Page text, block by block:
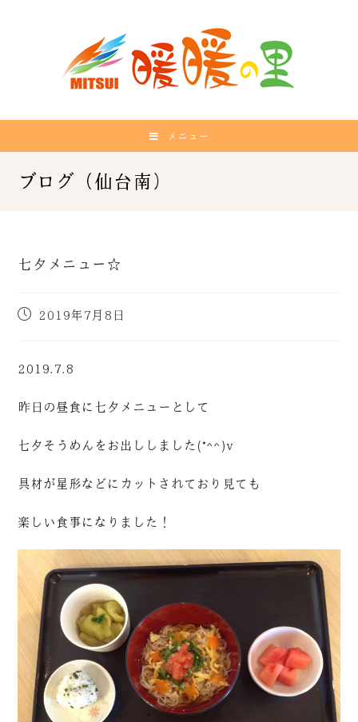
メニュー
七夕メニュー☆
2019年7月8日
2019.7.8
昨日の昼食に七夕メニューとして
七夕そうめんをお出ししました(*^^)v
具材が星形などにカットされており見ても
楽しい食事になりました！